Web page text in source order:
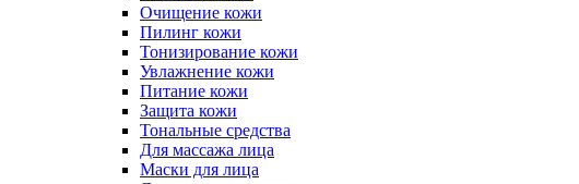
Очищение кожи
Пилинг кожи
Тонизирование кожи
Увлажнение кожи
Питание кожи
Защита кожи
Тональные средства
Для массажа лица
Маски для лица